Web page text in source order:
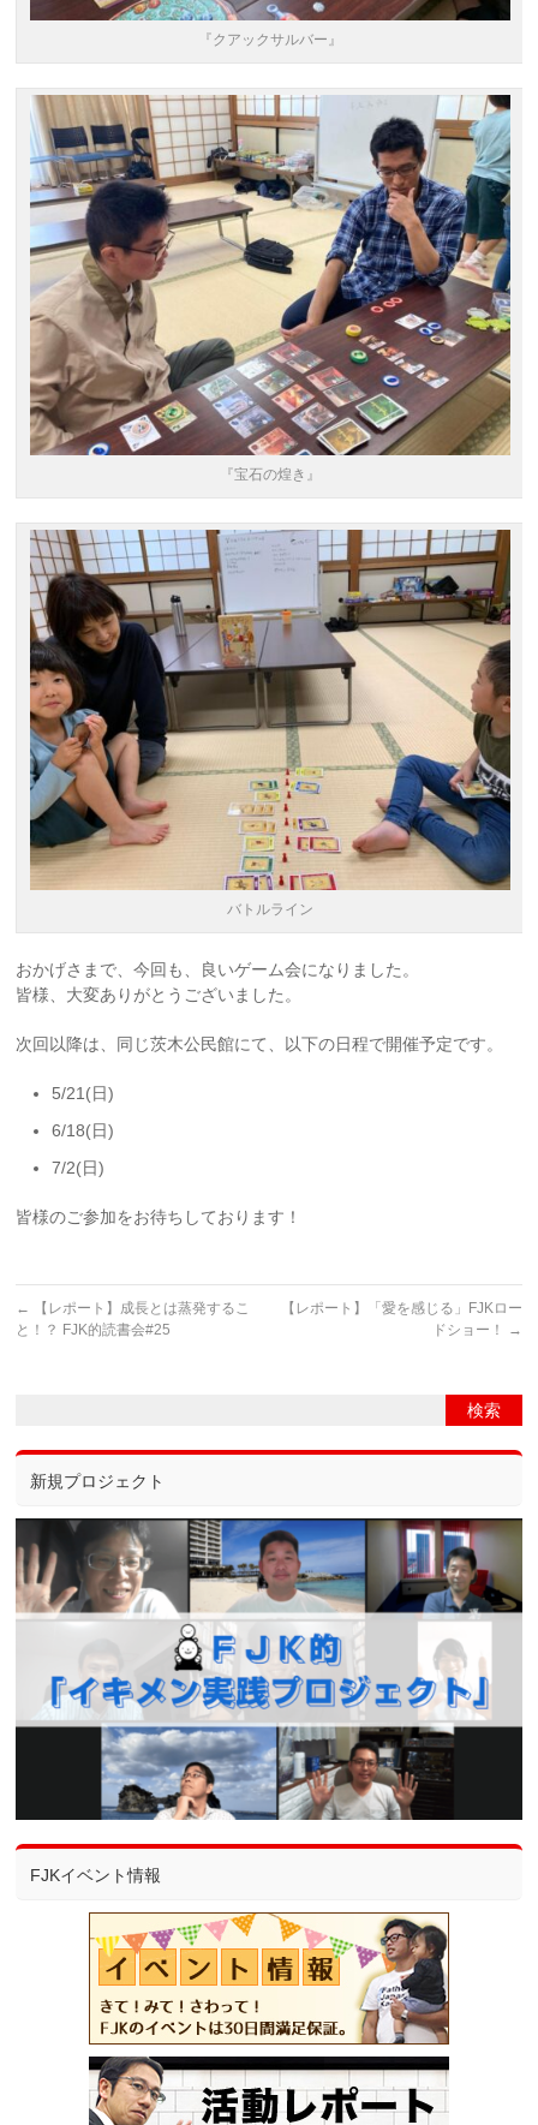
『クアックサルバー』
『宝石の煌き』
バトルライン
おかげさまで、今回も、良いゲーム会になりました。
皆様、大変ありがとうございました。
次回以降は、同じ茨木公民館にて、以下の日程で開催予定です。
5/21(日)
6/18(日)
7/2(日)
皆様のご参加をお待ちしております！
←
【レポート】成長とは蒸発するこ
と！？ FJK的読書会#25
【レポート】「愛を感じる」FJKロー
ドショー！
→
新規プロジェクト
FJKイベント情報